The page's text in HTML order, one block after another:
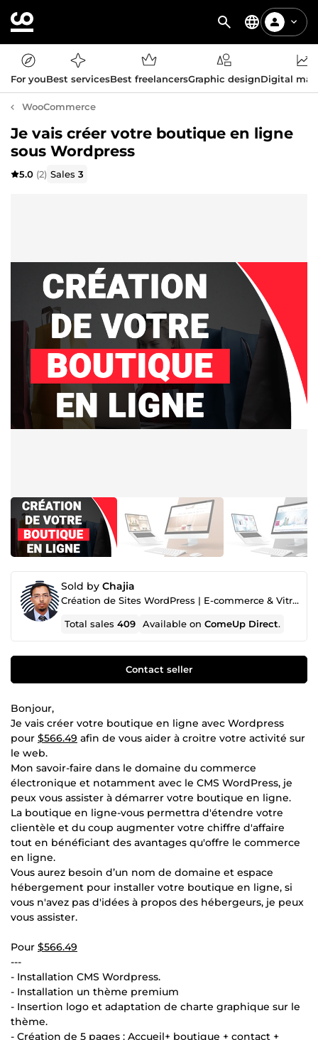
For youBest servicesBest freelancersGraphic designDigital
WooCommerce
Je vais créer votre boutique en ligne
sous Wordpress
5.0 (2) Sales3
Sold by Chajia
Création de Sites WordPress | E-commerce & Vitrine | 🔧 Maintenance & Optimisation SEO
Total sales409 Available onComeUp Direct.
Contact seller
Bonjour,
Je vais créer votre boutique en ligne avec Wordpress
pour $566.49 afin de vous aider à croitre votre activité sur
le web.
Mon savoir-faire dans le domaine du commerce
électronique et notamment avec le CMS WordPress, je
peux vous assister à démarrer votre boutique en ligne.
La boutique en ligne-vous permettra d'étendre votre
clientèle et du coup augmenter votre chiffre d'affaire
tout en bénéficiant des avantages qu'offre le commerce
en ligne.
Vous aurez besoin d’un nom de domaine et espace
hébergement pour installer votre boutique en ligne, si
vous n'avez pas d'idées à propos des hébergeurs, je peux
vous assister.
Pour $566.49
---
- Installation CMS Wordpress.
- Installation un thème premium
- Insertion logo et adaptation de charte graphique sur le
thème.
- Création de 5 pages : Accueil+ boutique + contact +